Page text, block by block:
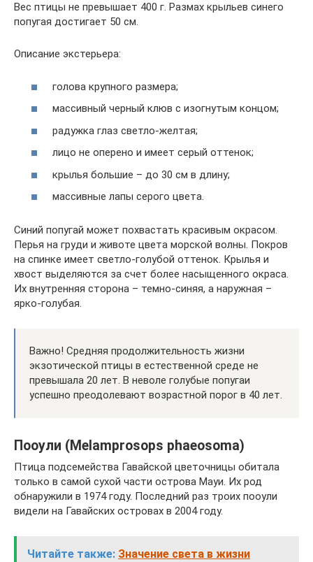
Вес птицы не превышает 400 г. Размах крыльев синего
попугая достигает 50 см.
Описание экстерьера:
голова крупного размера;
массивный черный клюв с изогнутым концом;
радужка глаз светло-желтая;
лицо не оперено и имеет серый оттенок;
крылья большие – до 30 см в длину;
массивные лапы серого цвета.
Синий попугай может похвастать красивым окрасом.
Перья на груди и животе цвета морской волны. Покров
на спинке имеет светло-голубой оттенок. Крылья и
хвост выделяются за счет более насыщенного окраса.
Их внутренняя сторона – темно-синяя, а наружная –
ярко-голубая.
Важно! Средняя продолжительность жизни
экзотической птицы в естественной среде не
превышала 20 лет. В неволе голубые попугаи
успешно преодолевают возрастной порог в 40 лет.
Пооули (Melamprosops phaeosoma)
Птица подсемейства Гавайской цветочницы обитала
только в самой сухой части острова Мауи. Их род
обнаружили в 1974 году. Последний раз троих пооули
видели на Гавайских островах в 2004 году.
Читайте также: Значение света в жизни